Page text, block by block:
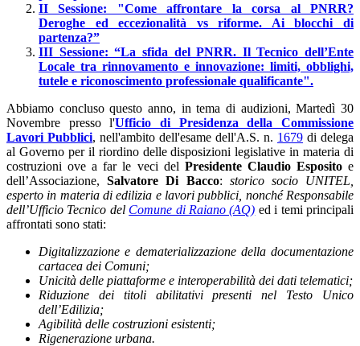
II Sessione: "Come affrontare la corsa al PNRR?
Deroghe ed eccezionalità vs riforme. Ai blocchi di
partenza?”
III Sessione: “La sfida del PNRR. Il Tecnico dell’Ente
Locale tra rinnovamento e innovazione: limiti, obblighi,
tutele e riconoscimento professionale qualificante".
Abbiamo concluso questo anno, in tema di audizioni, Martedì 30
Novembre presso l'Ufficio di Presidenza della Commissione
Lavori Pubblici, nell'ambito dell'esame dell'A.S. n. 1679 di delega
al Governo per il riordino delle disposizioni legislative in materia di
costruzioni ove a far le veci del Presidente Claudio Espositoe
dell’Associazione,Salvatore Di Bacco: storico socio UNITEL,
esperto in materia di edilizia e lavori pubblici, nonché Responsabile
dell’Ufficio Tecnico del Comune di Raiano (AQ) ed i temi principali
affrontati sono stati:
Digitalizzazione e dematerializzazione della documentazione
cartacea dei Comuni;
Unicità delle piattaforme e interoperabilità dei dati telematici;
Riduzione dei titoli abilitativi presenti nel Testo Unico
dell’Edilizia;
Agibilità delle costruzioni esistenti;
Rigenerazione urbana.